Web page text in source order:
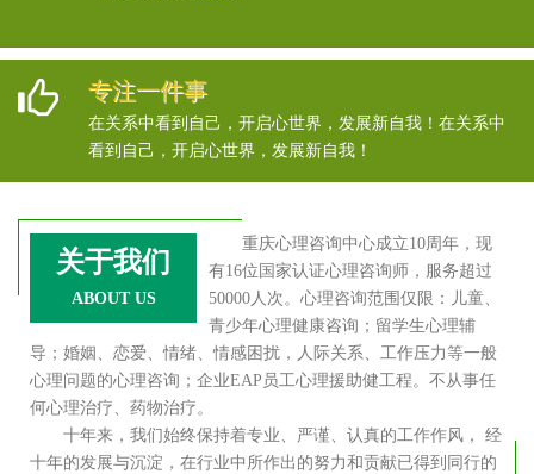
专注一件事
在关系中看到自己，开启心世界，发展新自我！在关系中
看到自己，开启心世界，发展新自我！
关于我们
ABOUT US
重庆心理咨询中心成立10周年，现
有16位国家认证心理咨询师，服务超过
50000人次。心理咨询范围仅限：儿童、
青少年心理健康咨询；留学生心理辅
导；婚姻、恋爱、情绪、情感困扰，人际关系、工作压力等一般
心理问题的心理咨询；企业EAP员工心理援助健工程。不从事任
何心理治疗、药物治疗。
十年来，我们始终保持着专业、严谨、认真的工作作风， 经
十年的发展与沉淀，在行业中所作出的努力和贡献已得到同行的